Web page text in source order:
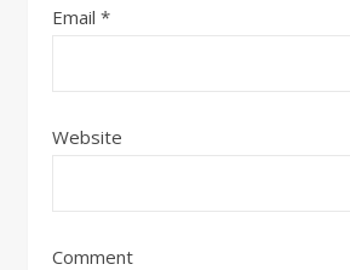
Email *
Website
Comment